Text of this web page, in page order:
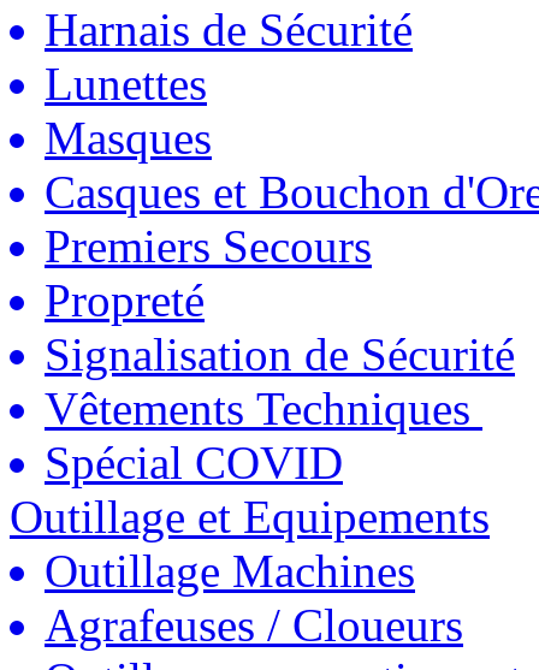
Harnais de Sécurité
Lunettes
Masques
Casques et Bouchon
Premiers Secours
Propreté
Signalisation de Sécurité
Vêtements Techniques
Spécial COVID
Outillage et Equipements
Outillage Machines
Agrafeuses / Cloueurs